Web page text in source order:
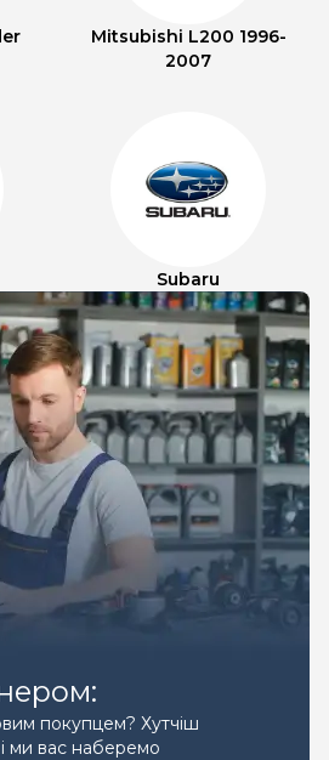
Mitsubishi L200 1996-
2007
Subaru
покупцем? Хутчіш
ми вас наберемо